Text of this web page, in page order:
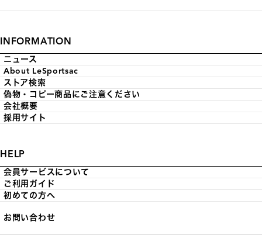
INFORMATION
ニュース
About LeSportsac
ストア検索
偽物・コピー商品にご注意ください
会社概要
採用サイト
HELP
会員サービスについて
ご利用ガイド
初めての方へ
お問い合わせ